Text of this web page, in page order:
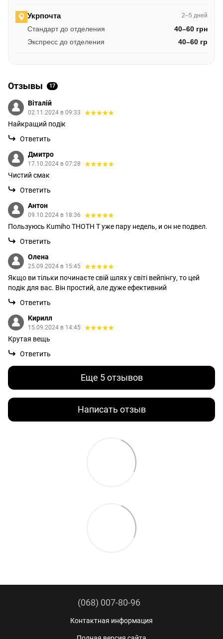
Укрпочта 2–5 дней
Стандарт до отделения
40–60 грн
Экспресс до отделения
40–60 гр
Отзывы 17
Віталій
02.11.2024 в 09:33
Найкращий подік
Ответить
Дмитро
17.10.2024 в 07:28
Чистий смак
Ответить
Антон
09.10.2024 в 18:36
Пользуюсь Kumiho THOTH T уже пару недель, и он не подвел.
Ответить
Олена
25.09.2024 в 15:45
Якщо ви тільки починаєте свій шлях у світі вейпінгу, то цей
подік для вас. Він простий, але дуже ефективний
Ответить
Кирилл
15.09.2024 в 14:45
Крутая вещь
Ответить
Еще 5 отзывов
Написать отзыв
(068) 007-80-96
Контактная информация